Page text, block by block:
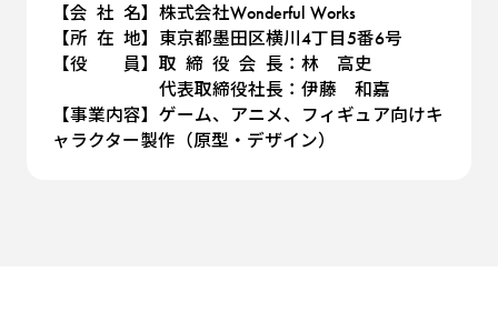
【会 社 名】株式会社Wonderful Works
【所 在 地】東京都墨田区横川4丁目5番6号
【役 員】取 締 役 会 長：林 高史
代表取締役社長：伊藤 和嘉
【事業内容】ゲーム、アニメ、フィギュア向けキ
ャラクター製作（原型・デザイン）